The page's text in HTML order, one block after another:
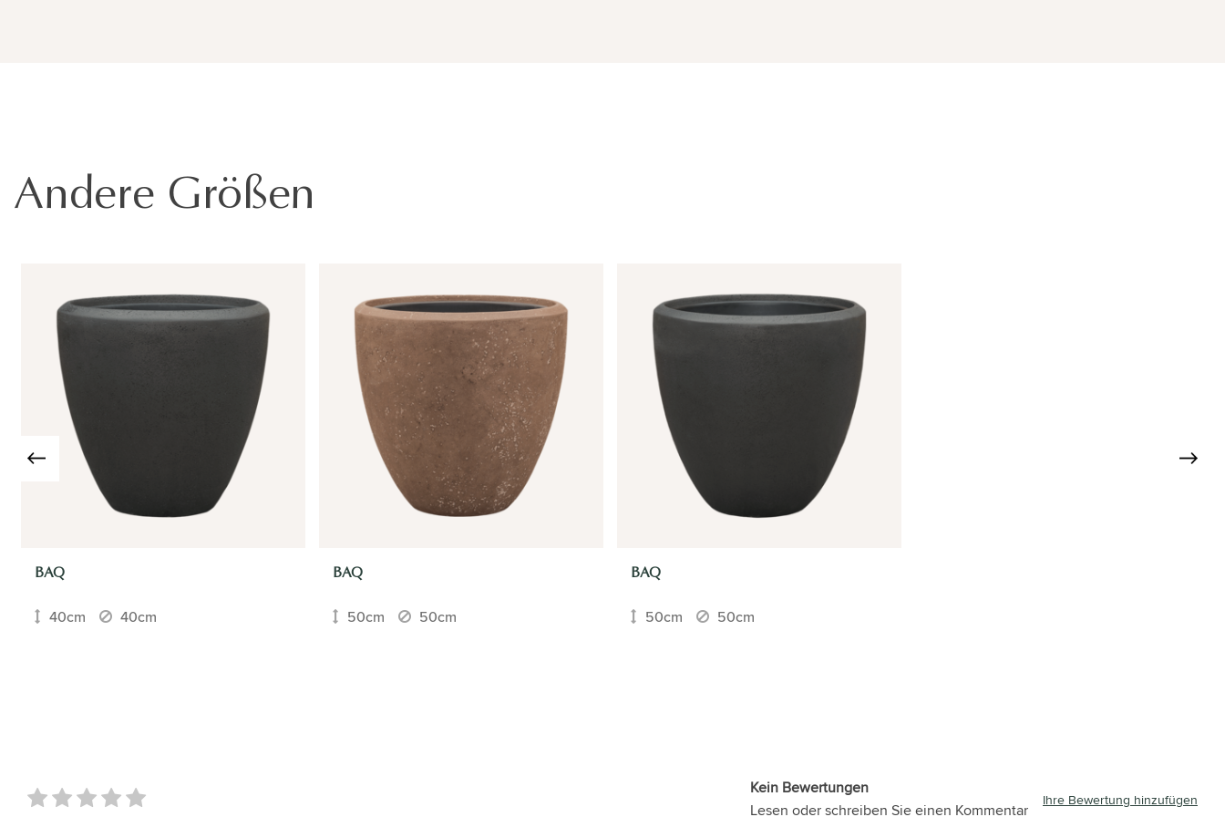
Andere Größen
BAQ
40cm 40cm
BAQ
50cm 50cm
BAQ
50cm 50cm
Kein Bewertungen
Lesen oder schreiben Sie einen Kommentar
Ihre Bewertung hinzufügen